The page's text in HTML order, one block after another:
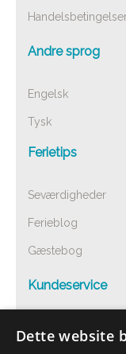
Andre sprog
Engelsk
Tysk
Ferietips
Seværdigheder
Ferieblog
Gæstebog
Kundeservice
Spørgsmål og svar
Dette website